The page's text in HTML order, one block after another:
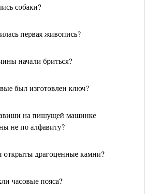
собаки?
первая живопись?
начали бриться?
был изготовлен ключ?
на пишущей машинке
не по алфавиту?
открыты драгоценные камни?
часовые пояса?